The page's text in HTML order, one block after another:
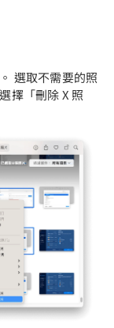
選取不需要的照
擇「刪除 X 照